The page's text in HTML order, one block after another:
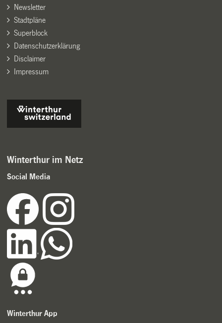
Newsletter
Stadtpläne
Superblock
Datenschutzerklärung
Disclaimer
Impressum
Winterthur im Netz
Social Media
Winterthur App